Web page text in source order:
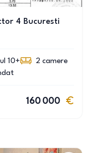
4 Bucuresti
10+ 2 camere
160 000